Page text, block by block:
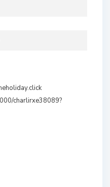
charlirxe38089?